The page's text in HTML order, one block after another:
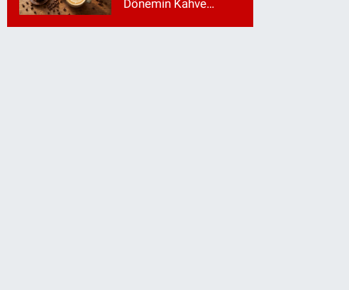
Dönemin Kahve